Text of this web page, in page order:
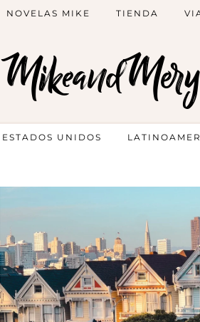
NOVELAS MIKE TIENDA
ESTADOS UNIDOS